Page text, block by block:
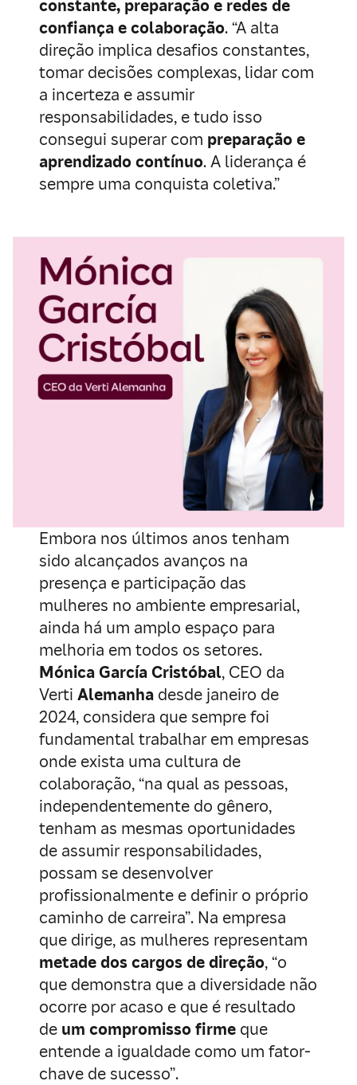
constante, preparação e redes de
confiança e colaboração. “A alta
direção implica desafios constantes,
tomar decisões complexas, lidar com
a incerteza e assumir
responsabilidades, e tudo isso
consegui superar com preparação e
aprendizado contínuo. A liderança é
sempre uma conquista coletiva.”
Embora nos últimos anos tenham
sido alcançados avanços na
presença e participação das
mulheres no ambiente empresarial,
ainda há um amplo espaço para
melhoria em todos os setores.
Mónica García Cristóbal, CEO da
VertiAlemanha desde janeiro de
2024, considera que sempre foi
fundamental trabalhar em empresas
onde exista uma cultura de
colaboração, “na qual as pessoas,
independentemente do gênero,
tenham as mesmas oportunidades
de assumir responsabilidades,
possam se desenvolver
profissionalmente e definir o próprio
caminho de carreira”. Na empresa
que dirige, as mulheres representam
metade dos cargos de direção, “o
que demonstra que a diversidade não
ocorre por acaso e que é resultado
de um compromisso firme que
entende a igualdade como um fator-
chave de sucesso”.